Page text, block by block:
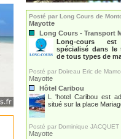
Posté par Long Cours de
Mayotte
Long Cours - Transport
Long-cours
spécialisé dans le
de tous types de
Posté par Doireau Eric de
Mayotte
Hôtel Caribou
L 'hotel Caribou est
situé sur la place
Posté par Dominique JACQUET
Mayotte